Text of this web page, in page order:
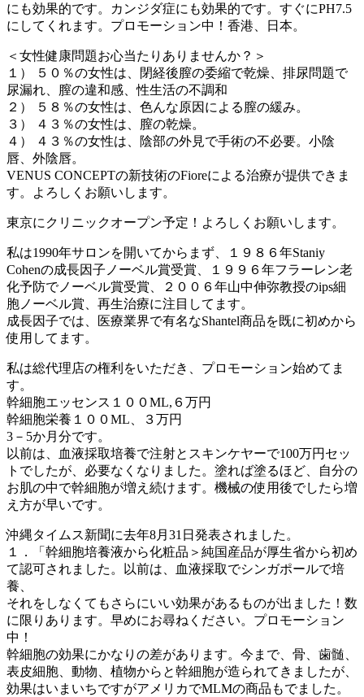
にも効果的です。カンジダ症にも効果的です。すぐにPH7.5
にしてくれます。プロモーション中！香港、日本。
＜女性健康問題お心当たりありませんか？＞
１） ５０％の女性は、閉経後膣の委縮で乾燥、排尿問題で
尿漏れ、膣の違和感、性生活の不調和
２） ５８％の女性は、色んな原因による膣の緩み。
３） ４３％の女性は、膣の乾燥。
４） ４３％の女性は、陰部の外見で手術の不必要。小陰
唇、外陰唇。
VENUS CONCEPTの新技術のFioreによる治療が提供できま
す。よろしくお願いします。
東京にクリニックオープン予定！よろしくお願いします。
私は1990年サロンを開いてからまず、１９８６年Staniy
Cohenの成長因子ノーベル賞受賞、１９９６年フラーレン老
化予防でノーベル賞受賞、２００６年山中伸弥教授のips細
胞ノーベル賞、再生治療に注目してます。
成長因子では、医療業界で有名なShantel商品を既に初めから
使用してます。
私は総代理店の権利をいただき、プロモーション始めてま
す。
幹細胞エッセンス１００ML,６万円
幹細胞栄養１００ML、３万円
3－5か月分です。
以前は、血液採取培養で注射とスキンケヤーで100万円セッ
トでしたが、必要なくなりました。塗れば塗るほど、自分の
お肌の中で幹細胞が増え続けます。機械の使用後でしたら増
え方が早いです。
沖縄タイムス新聞に去年8月31日発表されました。
１．「幹細胞培養液から化粧品＞純国産品が厚生省から初め
て認可されました。以前は、血液採取でシンガポールで培
養、
それをしなくてもさらにいい効果があるものが出ました！数
に限りあります。早めにお尋ねください。プロモーション
中！
幹細胞の効果にかなりの差があります。今まで、骨、歯髄、
表皮細胞、動物、植物からと幹細胞が造られてきましたが、
効果はいまいちですがアメリカでMLMの商品もでました。